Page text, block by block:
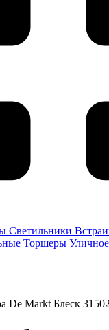
Светильники
Торшеры Уличное
De Markt Блеск